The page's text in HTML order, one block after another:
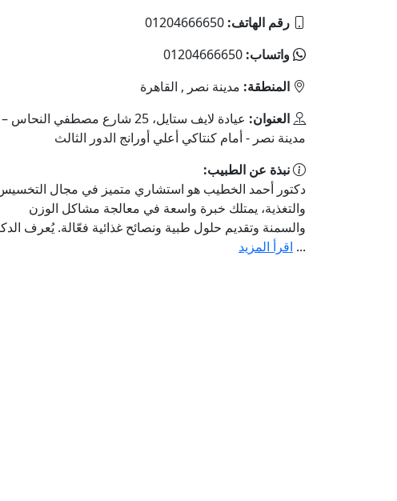
رقم الهاتف: 01204666650
واتساب: 01204666650
المنطقة: مدينة نصر , القاهرة
العنوان:
عيادة لايف ستايل، 25 شارع مصطفي النحاس –
مدينة نصر - أمام كنتاكي أعلي أورانج الدور الثالث
نبذة عن الطبيب:
دكتور أحمد الخطيب هو استشاري متميز في مجال
والتغذية، يمتلك خبرة واسعة في معالجة مشاكل الوزن
والسمنة وتقديم حلول طبية ونصائح غذائية فعّالة. يُعرف
... اقرأ المزيد